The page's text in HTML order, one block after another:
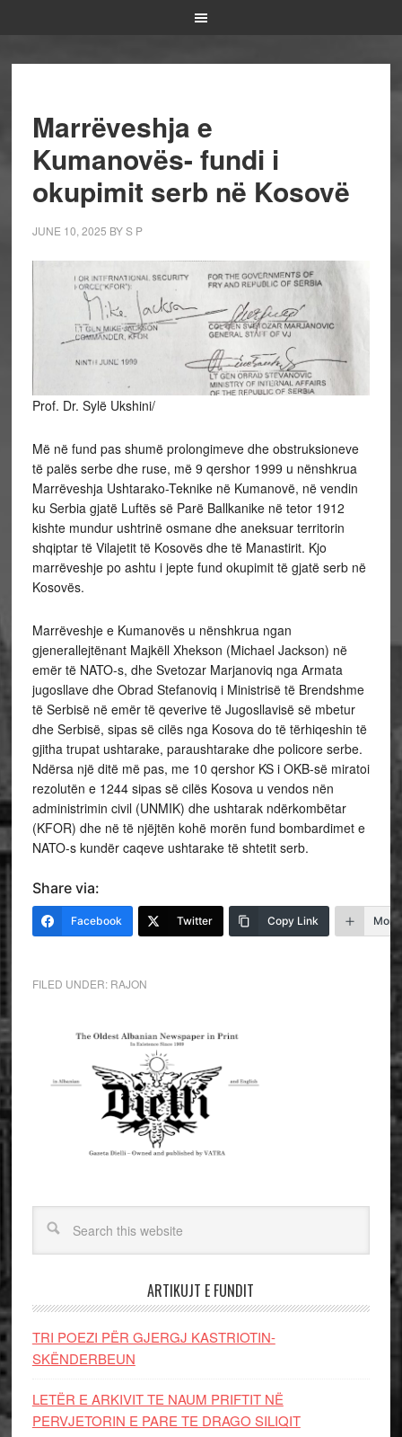
Marrëveshja e
Kumanovës- fundi i
okupimit serb në Kosovë
JUNE 10, 2025 BYS P
Prof. Dr. Sylë Ukshini/
Më në fund pas shumë prolongimeve dhe obstruksioneve
të palës serbe dhe ruse, më 9 qershor 1999 u nënshkrua
Marrëveshja Ushtarako-Teknike në Kumanovë, në vendin
ku Serbia gjatë Luftës së Parë Ballkanike në tetor 1912
kishte mundur ushtrinë osmane dhe aneksuar territorin
shqiptar të Vilajetit të Kosovës dhe të Manastirit. Kjo
marrëveshje po ashtu i jepte fund okupimit të gjatë serb në
Kosovës.
Marrëveshje e Kumanovës u nënshkrua ngan
gjenerallejtënant Majkëll Xhekson (Michael Jackson) në
emër të NATO-s, dhe Svetozar Marjanoviq nga Armata
jugosllave dhe Obrad Stefanoviq i Ministrisë të Brendshme
të Serbisë në emër të qeverive të Jugosllavisë së mbetur
dhe Serbisë, sipas së cilës nga Kosova do të tërhiqeshin të
gjitha trupat ushtarake, paraushtarake dhe policore serbe.
Ndërsa një ditë më pas, me 10 qershor KS i OKB-së miratoi
rezolutën e 1244 sipas së cilës Kosova u vendos nën
administrimin civil (UNMIK) dhe ushtarak ndërkombëtar
(KFOR) dhe në të njëjtën kohë morën fund bombardimet e
NATO-s kundër caqeve ushtarake të shtetit serb.
Share via:
Facebook Twitter Copy Link More
FILED UNDER: RAJON
ARTIKUJT E FUNDIT
TRI POEZI PËR GJERGJ KASTRIOTIN-
SKËNDERBEUN
LETËR E ARKIVIT TE NAUM PRIFTIT NË
PERVJETORIN E PARE TE DRAGO SILIQIT